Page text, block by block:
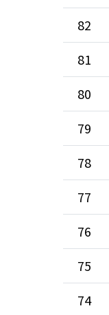
82
81
80
79
78
77
76
75
74